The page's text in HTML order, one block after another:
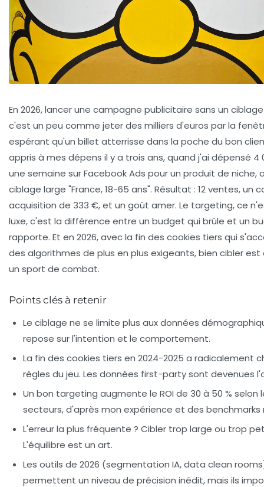
En 2026, lancer une campagne publicitaire sans un
c'est un peu comme jeter des milliers d'euros par la
espérant qu'un billet atterrisse dans la poche du bon
appris à mes dépens il y a trois ans, quand j'ai dépensé 4
une semaine sur Facebook Ads pour un produit de niche,
ciblage large "France, 18-65 ans". Résultat : 12 ventes, un
acquisition de 333 €, et un goût amer. Le targeting, ce
luxe, c'est la différence entre un budget qui brûle et un
rapporte. Et en 2026, avec la fin des cookies tiers qui
des algorithmes de plus en plus exigeants, bien cibler est
un sport de combat.
Points clés à retenir
Le ciblage ne se limite plus aux données
repose sur l'intention et le comportement.
La fin des cookies tiers en 2024-2025 a radicalement
règles du jeu. Les données first-party sont devenues
Un bon targeting augmente le ROI de 30 à 50 % selon
secteurs, d'après mon expérience et des benchmarks
L'erreur la plus fréquente ? Cibler trop large ou trop
L'équilibre est un art.
Les outils de 2026 (segmentation IA, data clean
permettent un niveau de précision inédit, mais ils